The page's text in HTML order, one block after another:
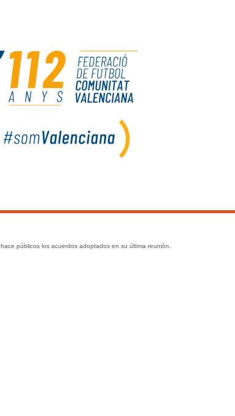
hace públicos los acuerdos adoptados en su última reunión.